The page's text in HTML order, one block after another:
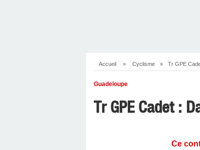
Accueil » Cyclisme » Tr GPE
Guadeloupe
Tr GPE Cadet :
Ce